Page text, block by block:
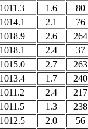
1011.3 1.6
80
1014.1 2.1
76
1018.9 2.6
264
1018.1 2.4
37
1015.0 2.7
263
1013.4 1.7
240
1011.2 2.4
217
1011.5 1.3
238
1012.5 2.0
56